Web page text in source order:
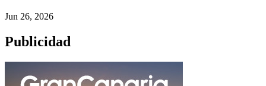
Jun 26, 2026
Publicidad